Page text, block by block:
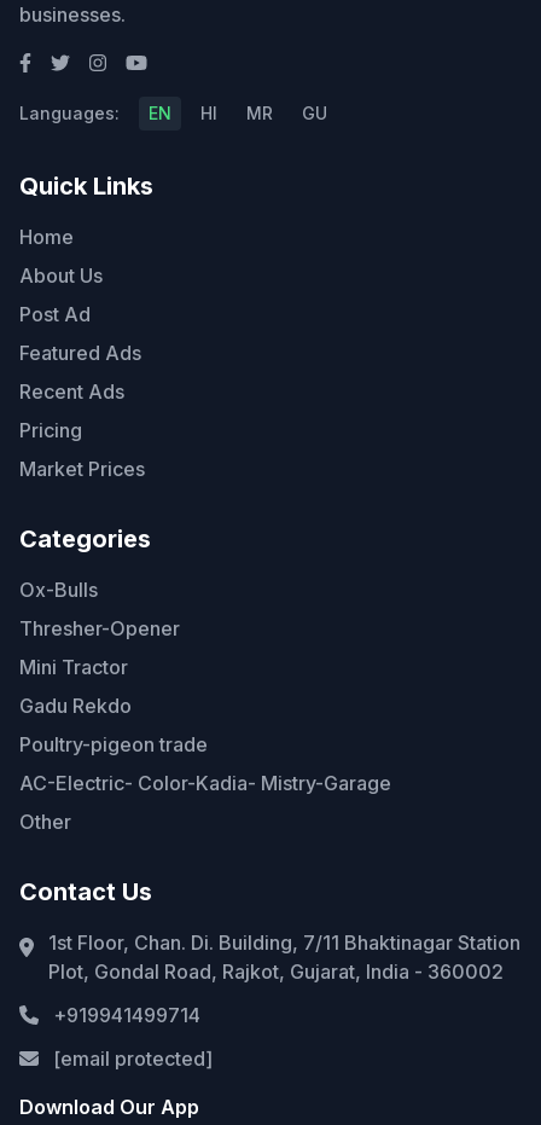
businesses.
Languages: EN HI MR GU
Quick Links
Home
About Us
Post Ad
Featured Ads
Recent Ads
Pricing
Market Prices
Categories
Ox-Bulls
Thresher-Opener
Mini Tractor
Gadu Rekdo
Poultry-pigeon trade
AC-Electric- Color-Kadia- Mistry-Garage
Other
Contact Us
1st Floor, Chan. Di. Building, 7/11 Bhaktinagar Station
Plot, Gondal Road, Rajkot, Gujarat, India - 360002
+919941499714
[email protected]
Download Our App